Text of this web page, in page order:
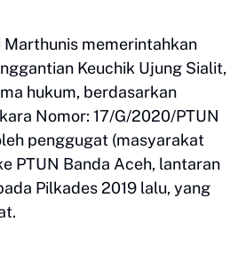
Marthunis memerintahkan
Keuchik Ujung Sialit,
hukum, berdasarkan
Nomor: 17/G/2020/PTUN
penggugat (masyarakat
PTUN Banda Aceh, lantaran
Pilkades 2019 lalu, yang